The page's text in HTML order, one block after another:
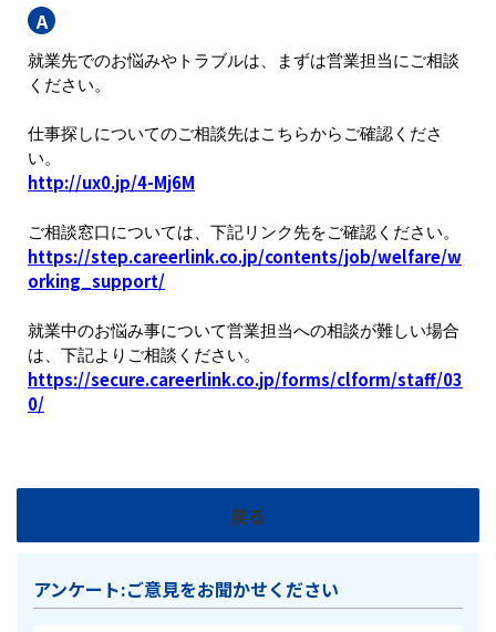
就業先でのお悩みやトラブルは、まずは営業担当にご相談
ください。
仕事探しについてのご相談先はこちらからご確認くださ
い。
http://ux0.jp/4-Mj6M
ご相談窓口については、下記リンク先をご確認ください。
https://step.careerlink.co.jp/contents/job/welfare/w
orking_support/
就業中のお悩み事について営業担当への相談が難しい場合
は、下記よりご相談ください。
https://secure.careerlink.co.jp/forms/clform/staff/03
0/
戻る
アンケート:ご意見をお聞かせください